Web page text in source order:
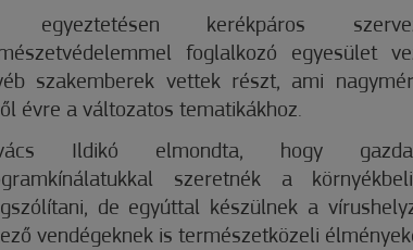
egyeztetésen kerékpáros
foglalkozó egyesület
szakemberek vettek részt, ami
évre a változatos tematikákhoz.
Ildikó elmondta, hogy
szeretnék a
de egyúttal készülnek a
vendégeknek is természetközeli